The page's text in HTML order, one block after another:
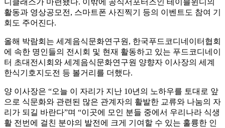
니클래스가 마련됐다. 이밖에 공식서포터즈인 테이블윈디의
활동과 영상공모전, 스마트폰 사진찍기 등의 이벤트도 참여 기
회도 주어진다.
올해 박람회는 세계음식문화연구원, 한국푸드코디네이터협회
에 속한 명인들의 전시회 및 현재 활동하고 있는 푸드코디네이
터 초대전시회와 세계음식문화연구원 양향자 이사장의 세계
한식기호지도전 등 볼거리를 더했다.
양 이사장은 “오늘 이 자리가 지난 10년의 노하우를 토대로 앞
으로 식문화와 관련된 많은 관계자의 활발한 교류와 나눔의 자
리가 되길 바란다”며 “이곳에 모인 분들 중에서 우리나라 식생
활 전번에 걸친 분야의 발전에 크게 기여할 수 있는 훌륭한 인